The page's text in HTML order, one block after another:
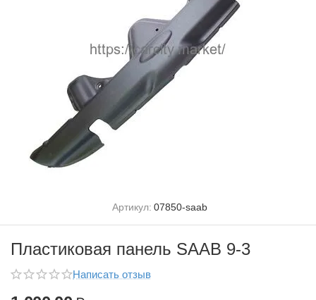
Артикул: 07850-saab
Пластиковая панель SAAB 9-3
Написать отзыв